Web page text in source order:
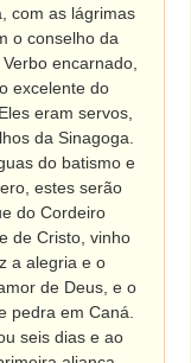
com as lágrimas
o conselho da
encarnado,
excelente do
Eles eram servos,
da Sinagoga.
do batismo e
estes serão
do Cordeiro
de Cristo, vinho
a alegria e o
de Deus, e o
pedra em Caná.
seis dias e ao